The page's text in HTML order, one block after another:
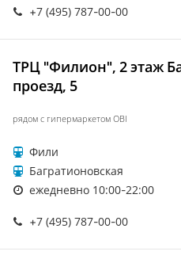
+7 (495) 787-00-00
ТРЦ "Филион", 2 этаж
проезд, 5
рядом с гипермаркетом OBI
Фили
Багратионовская
ежедневно 10:00-22:00
+7 (495) 787-00-00